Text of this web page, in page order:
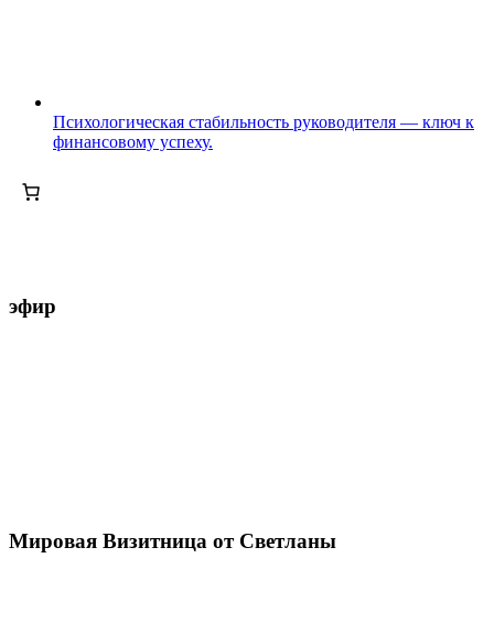
Психологическая стабильность руководителя — ключ к
финансовому успеху.
эфир
Мировая Визитница от Светланы